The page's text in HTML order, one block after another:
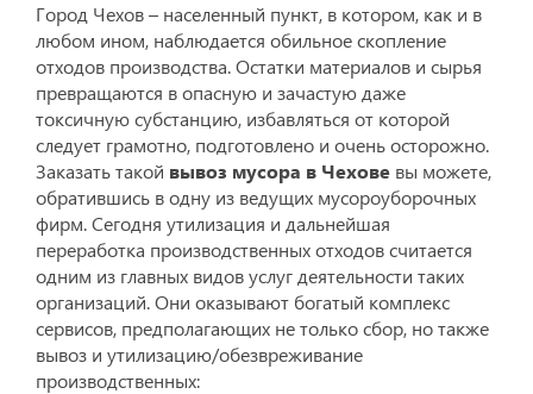
Город Чехов – населенный пункт, в котором, как и в
любом ином, наблюдается обильное скопление
отходов производства. Остатки материалов и сырья
превращаются в опасную и зачастую даже
токсичную субстанцию, избавляться от которой
следует грамотно, подготовлено и очень осторожно.
Заказать такой вывоз мусора в Чехове вы можете,
обратившись в одну из ведущих мусороуборочных
фирм. Сегодня утилизация и дальнейшая
переработка производственных отходов считается
одним из главных видов услуг деятельности таких
организаций. Они оказывают богатый комплекс
сервисов, предполагающих не только сбор, но также
вывоз и утилизацию/обезвреживание
производственных: